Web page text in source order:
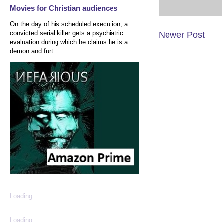
Newer Post
Movies for Christian audiences
On the day of his scheduled execution, a
convicted serial killer gets a psychiatric
evaluation during which he claims he is a
demon and furt...
Loading...
Loading...